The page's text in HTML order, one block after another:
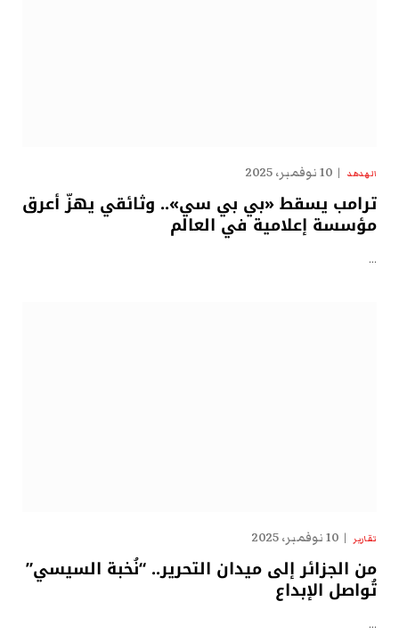
الهدهد 10 نوفمبر، 2025
ترامب يسقط «بي بي سي».. وثائقي يهزّ أعرق
مؤسسة إعلامية في العالم
…
تقارير 10 نوفمبر، 2025
من الجزائر إلى ميدان التحرير.. “نُخبة السيسي”
تُواصل الإبداع
…